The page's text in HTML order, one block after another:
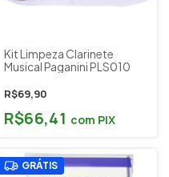
Kit Limpeza Clarinete
Musical Paganini PLS010
R$69,90
R$66,41 com PIX
GRÁTIS